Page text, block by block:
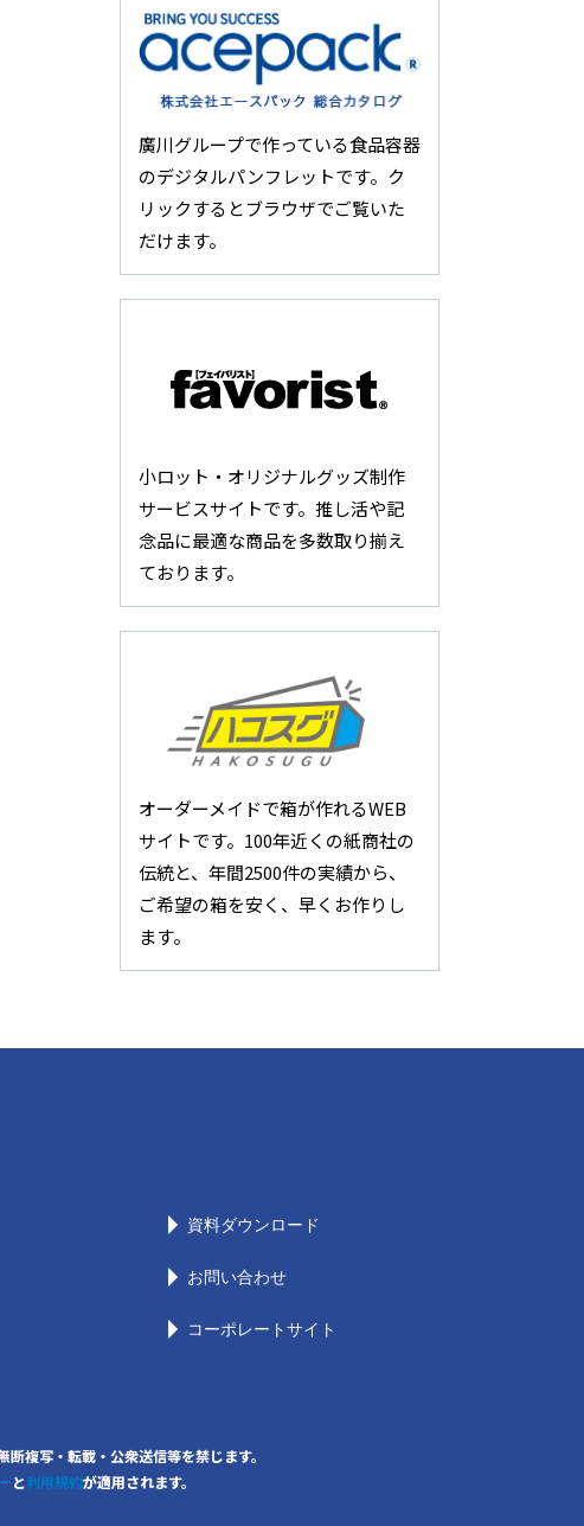
廣川グループで作っている食品容器
のデジタルパンフレットです。ク
リックするとブラウザでご覧いた
だけます。
小ロット・オリジナルグッズ制作
サービスサイトです。推し活や記
念品に最適な商品を多数取り揃え
ております。
オーダーメイドで箱が作れるWEB
サイトです。100年近くの紙商社の
伝統と、年間2500件の実績から、
ご希望の箱を安く、早くお作りし
ます。
資料ダウンロード
お問い合わせ
コーポレートサイト
写・転載・公衆送信等を禁じます。
と利用規約が適用されます。